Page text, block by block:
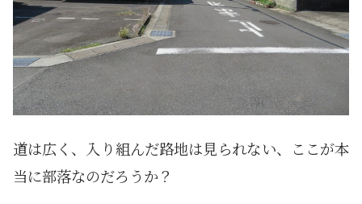
道は広く、入り組んだ路地は見られない、ここが本
当に部落なのだろうか？